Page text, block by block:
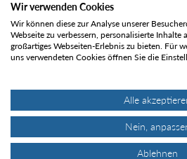
Social Media
Gefällt mir
Wir verwenden Cookies
Wir können diese zur Analyse unserer
Webseite zu verbessern, personalisierte Inhalte
großartiges Webseiten-Erlebnis zu bieten. Für
uns verwendeten Cookies öffnen Sie die
Alle
Nein,
Ablehnen